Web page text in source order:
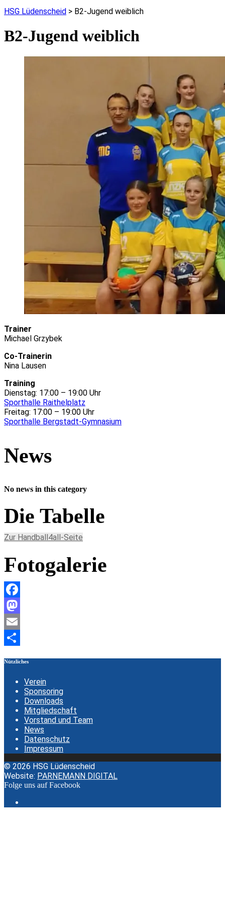
HSG Lüdenscheid > B2-Jugend weiblich
B2-Jugend weiblich
Trainer
Michael Grzybek
Co-Trainerin
Nina Lausen
Training
Dienstag: 17:00 – 19:00 Uhr
Sporthalle Raithelplatz
Freitag: 17:00 – 19:00 Uhr
Sporthalle Bergstadt-Gymnasium
News
No news in this category
Die Tabelle
Zur Handball4all-Seite
Fotogalerie
Facebook
Mastodon
Email
Nützliches
Verein
Sponsoring
Downloads
Mitgliedschaft
Vorstand und Team
News
Datenschutz
Impressum
© 2026 HSG Lüdenscheid
Website: PARNEMANN DIGITAL
Folge uns auf Facebook